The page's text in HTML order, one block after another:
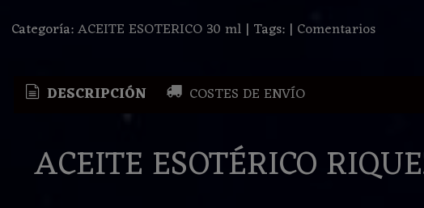
Categoría:ACEITE ESOTERICO 30 ml| Tags: | Comentarios
DESCRIPCIÓN COSTES DE ENVÍO
ACEITE ESOTÉRICO